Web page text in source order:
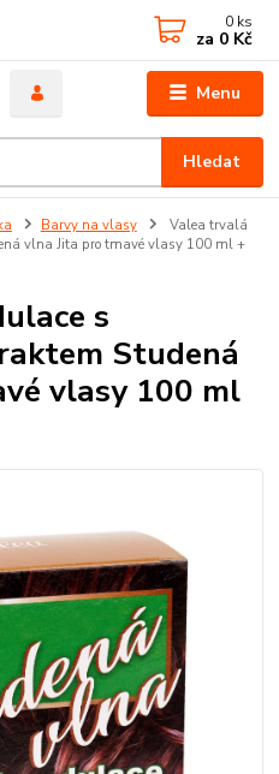
Menu
Hledat
0 ks
za 0 Kč
Barvy na vlasy
Valea trvalá
vlna Jita pro tmavé vlasy 100 ml +
s
Studená
vlasy 100 ml